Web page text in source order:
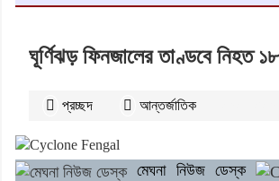
ঘূর্ণিঝড় ফিনজালের তাণ্ডবে নিহত ১৮
প্রচ্ছদ আন্তর্জাতিক
মেঘনা নিউজ ডেস্ক